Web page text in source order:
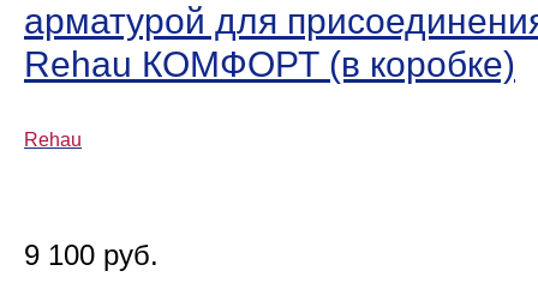
арматурой для
Rehau КОМФОРТ (в коробке)
Rehau
9 100 руб.